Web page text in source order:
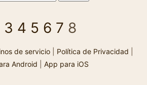
3 4 5 6 7 8
de servicio Política de Privacidad
Android
App para iOS